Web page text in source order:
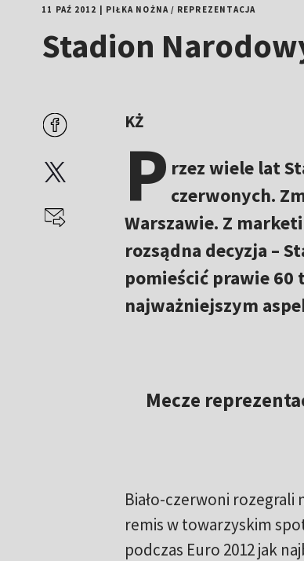
11 PAŹ 2012 PIŁKA NOŻNA/ REPREZENTACJA
Stadion
KŻ
P rzez wiele lat
czerwonych.
Warszawie. Z
rozsądna decyzja –
pomieścić prawie 60
najważniejszym
Mecze
Biało-czerwoni rozegrali
remis w towarzyskim
podczas Euro 2012 jak